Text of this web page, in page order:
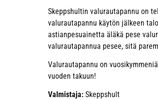
Skeppshultin valurautapannu on
valurautapannu käytön jälkeen
astianpesuainetta äläkä pese
valurautapannua pesee, sitä
Valurautapannu on
vuoden takuun!
Valmistaja: Skeppshult